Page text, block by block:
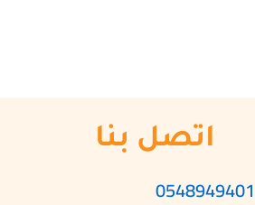
اتصل بنا
0548949401